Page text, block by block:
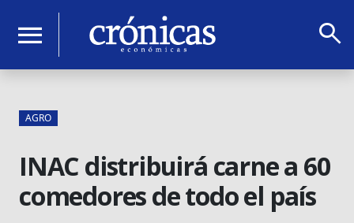
menu search
AGRO
INAC distribuirá carne a 60
comedores de todo el país